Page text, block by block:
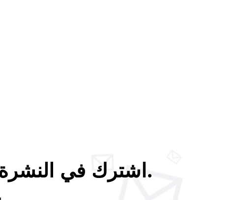
اشترك في النشرة الإخبارية لدينا لتلقي آخر الأخبار والعروض.